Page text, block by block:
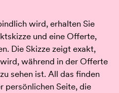
wird, erhalten Sie
und eine Offerte,
Die Skizze zeigt exakt,
während in der Offerte
sehen ist. All das finden
persönlichen Seite, die